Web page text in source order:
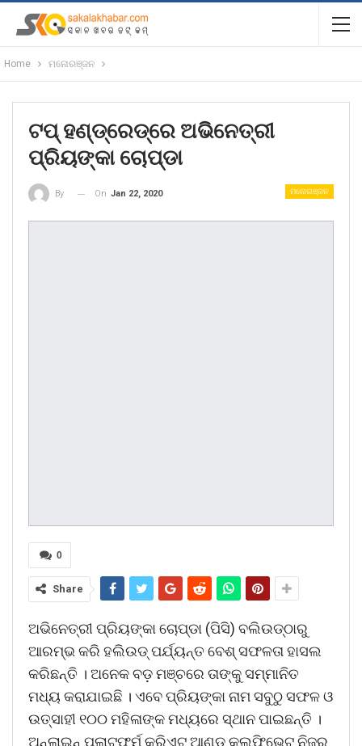
Home ମନୋରଞ୍ଜନ
ଟପ୍‌ ହଣ୍ଡ୍ରେଡ୍‌ରେ ଅଭିନେତ୍ରୀ
ପ୍ରିୟଙ୍କା ଚୋପ୍‌ଡା
ମନୋରଞ୍ଜନ
By On Jan 22, 2020
0
Share
ଅଭିନେତ୍ରୀ ପ୍ରିୟଙ୍କା ଚୋପ୍‌ଡା (ପିସି) ବଲିଉଡ୍‌ଠାରୁ
ଆରମ୍ଭ କରି ହଲିଉଡ୍‌ ପର୍ଯ୍ୟନ୍ତ ବେଶ୍‌ ସଫଳତା ହାସଲ
କରିଛନ୍ତି । ଅନେକ ବଡ଼ ମଞ୍ଚରେ ତାଙ୍କୁ ସମ୍ମାନିତ
ମଧ୍ୟ କରାଯାଇଛି । ଏବେ ପ୍ରିୟଙ୍କା ନାମ ସବୁଠୁ ସଫଳ ଓ
ଉତ୍ସାହୀ ୧୦୦ ମହିଳାଙ୍କ ମଧ୍ୟରେ ସ୍ଥାନ ପାଇଛନ୍ତି ।
ଅନ୍‌ଲାଇନ୍‌ ପ୍ଲାଟଫର୍ମ କ୍ରିଏଟ୍‌ ଆଣ୍ଡ୍‌ କଲଫିଭେଟ୍‌ ନିଜର